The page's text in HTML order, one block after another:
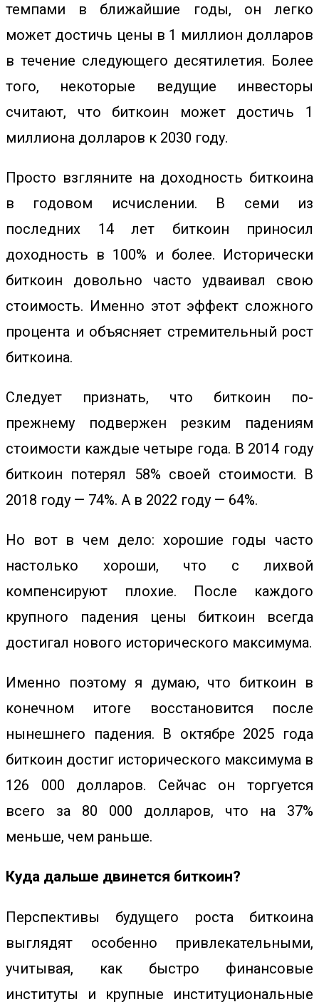
темпами в ближайшие годы, он легко
может достичь цены в 1 миллион долларов
в течение следующего десятилетия. Более
того, некоторые ведущие инвесторы
считают, что биткоин может достичь 1
миллиона долларов к 2030 году.
Просто взгляните на доходность биткоина
в годовом исчислении. В семи из
последних 14 лет биткоин приносил
доходность в 100% и более. Исторически
биткоин довольно часто удваивал свою
стоимость. Именно этот эффект сложного
процента и объясняет стремительный рост
биткоина.
Следует признать, что биткоин по-
прежнему подвержен резким падениям
стоимости каждые четыре года. В 2014 году
биткоин потерял 58% своей стоимости. В
2018 году — 74%. А в 2022 году — 64%.
Но вот в чем дело: хорошие годы часто
настолько хороши, что с лихвой
компенсируют плохие. После каждого
крупного падения цены биткоин всегда
достигал нового исторического максимума.
Именно поэтому я думаю, что биткоин в
конечном итоге восстановится после
нынешнего падения. В октябре 2025 года
биткоин достиг исторического максимума в
126 000 долларов. Сейчас он торгуется
всего за 80 000 долларов, что на 37%
меньше, чем раньше.
Куда дальше двинется биткоин?
Перспективы будущего роста биткоина
выглядят особенно привлекательными,
учитывая, как быстро финансовые
институты и крупные институциональные